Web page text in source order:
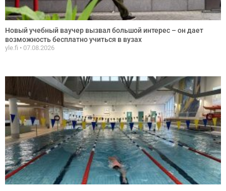
Новый учебный ваучер вызвал большой интерес – он дает
возможность бесплатно учиться в вузах
yle.fi 07.08.2026